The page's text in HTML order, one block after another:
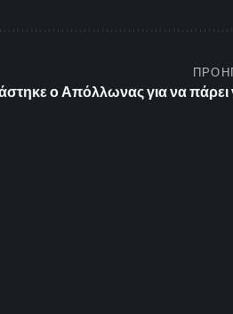
ο Απόλλωνας για να